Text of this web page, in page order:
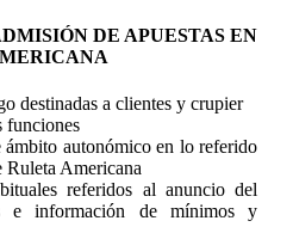
DE APUESTAS EN
destinadas a clientes y crupier
funciones
ámbito autonómico en lo referido
Ruleta Americana
referidos al anuncio del
e información de mínimos y